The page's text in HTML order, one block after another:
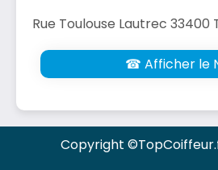
Rue Toulouse Lautrec 33400
☎ Afficher le
Copyright